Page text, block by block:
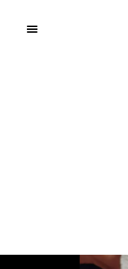
Quai10